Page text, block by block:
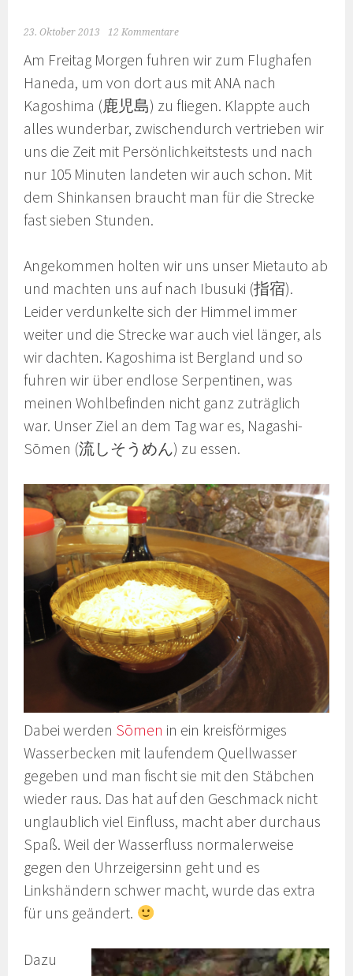
23. Oktober 2013 12 Kommentare
Am Freitag Morgen fuhren wir zum Flughafen
Haneda, um von dort aus mit ANA nach
Kagoshima (鹿児島) zu fliegen. Klappte auch
alles wunderbar, zwischendurch vertrieben wir
uns die Zeit mit Persönlichkeitstests und nach
nur 105 Minuten landeten wir auch schon. Mit
dem Shinkansen braucht man für die Strecke
fast sieben Stunden.
Angekommen holten wir uns unser Mietauto ab
und machten uns auf nach Ibusuki (指宿).
Leider verdunkelte sich der Himmel immer
weiter und die Strecke war auch viel länger, als
wir dachten. Kagoshima ist Bergland und so
fuhren wir über endlose Serpentinen, was
meinen Wohlbefinden nicht ganz zuträglich
war. Unser Ziel an dem Tag war es, Nagashi-
Sōmen (流しそうめん) zu essen.
Dabei werden Sōmen in ein kreisförmiges
Wasserbecken mit laufendem Quellwasser
gegeben und man fischt sie mit den Stäbchen
wieder raus. Das hat auf den Geschmack nicht
unglaublich viel Einfluss, macht aber durchaus
Spaß. Weil der Wasserfluss normalerweise
gegen den Uhrzeigersinn geht und es
Linkshändern schwer macht, wurde das extra
für uns geändert.
Dazu